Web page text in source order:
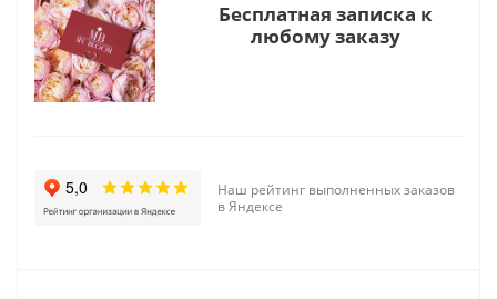
Бесплатная записка к
любому заказу
Наш рейтинг выполненных заказов
в Яндексе